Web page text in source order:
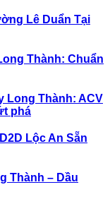
Lê Duẩn Tại
Thành: Chuẩn
Long Thành: ACV
phá
Lộc An Sẵn
Thành – Dầu